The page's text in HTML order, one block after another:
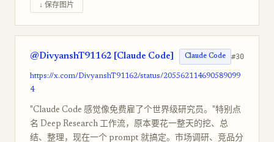
↓ 保存图片
@DivyanshT91162 [Claude Code] Claude Code #30
https://x.com/DivyanshT91162/status/205562114690589099
4
"Claude Code 感觉像免费雇了个世界级研究员。"特别点
名 Deep Research 工作流，原本要花一整天的挖、总
结、整理，现在一个 prompt 就搞定。市场调研、竞品分